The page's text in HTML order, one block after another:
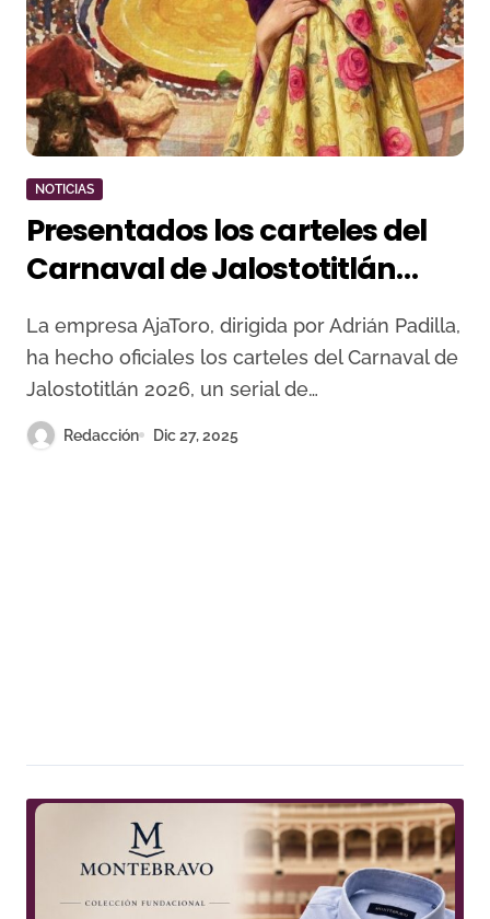
NOTICIAS
Presentados los carteles del
Carnaval de Jalostotitlán
2026, con el debut en México
de David de Miranda
La empresa AjaToro, dirigida por Adrián Padilla,
ha hecho oficiales los carteles del Carnaval de
Jalostotitlán 2026, un serial de…
Redacción Dic 27, 2025